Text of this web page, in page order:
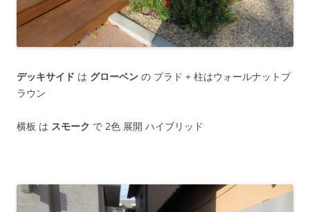
デッキサイド は グローベン の プラド + 柱はウォールナットブ
ラウン
横板 は スモーク で 2色 展開 ハイブリッド